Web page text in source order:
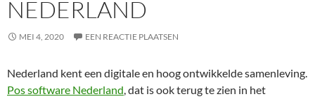
NEDERLAND
MEI 4, 2020 EEN REACTIE PLAATSEN
Nederland kent een digitale en hoog ontwikkelde samenleving.
Pos software Nederland, dat is ook terug te zien in het